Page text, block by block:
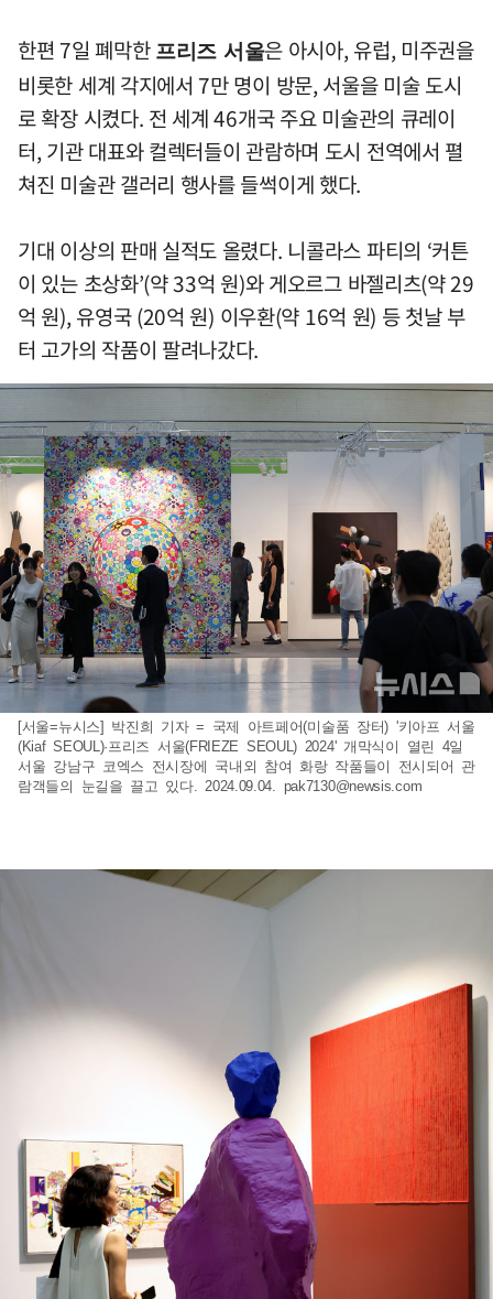
한편 7일 폐막한 프리즈 서울은 아시아, 유럽, 미주권을
비롯한 세계 각지에서 7만 명이 방문, 서울을 미술 도시
로 확장 시켰다. 전 세계 46개국 주요 미술관의 큐레이
터, 기관 대표와 컬렉터들이 관람하며 도시 전역에서 펼
쳐진 미술관 갤러리 행사를 들썩이게 했다.
기대 이상의 판매 실적도 올렸다. 니콜라스 파티의 ‘커튼
이 있는 초상화’(약 33억 원)와 게오르그 바젤리츠(약 29
억 원), 유영국 (20억 원) 이우환(약 16억 원) 등 첫날 부
터 고가의 작품이 팔려나갔다.
[서울=뉴시스] 박진희 기자 = 국제 아트페어(미술품 장터) '키아프 서울
(Kiaf SEOUL)·프리즈 서울(FRIEZE SEOUL) 2024' 개막식이 열린 4일
서울 강남구 코엑스 전시장에 국내외 참여 화랑 작품들이 전시되어 관
람객들의 눈길을 끌고 있다. 2024.09.04. pak7130@newsis.com